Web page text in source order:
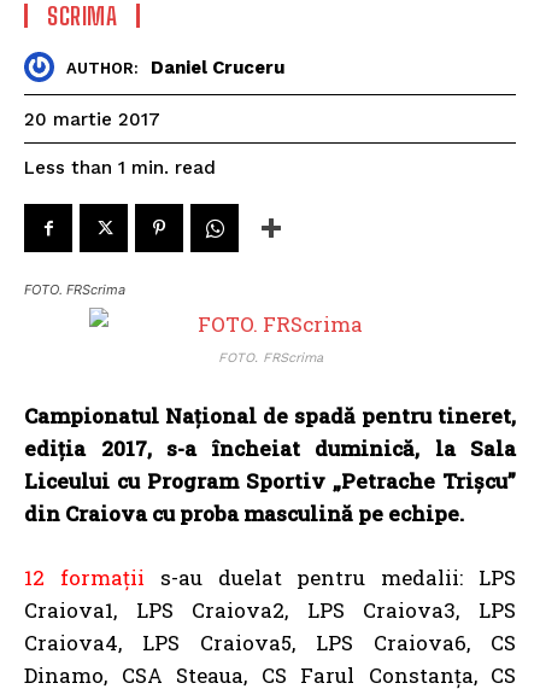
SCRIMA
AUTHOR: Daniel Cruceru
20 martie 2017
Less than 1 min. read
FOTO. FRScrima
FOTO. FRScrima
Campionatul Național de spadă pentru tineret,
ediția 2017, s-a încheiat duminică, la Sala
Liceului cu Program Sportiv „Petrache Trișcu”
din Craiova cu proba masculină pe echipe.
12 formații s-au duelat pentru medalii: LPS
Craiova1, LPS Craiova2, LPS Craiova3, LPS
Craiova4, LPS Craiova5, LPS Craiova6, CS
Dinamo, CSA Steaua, CS Farul Constanța, CS